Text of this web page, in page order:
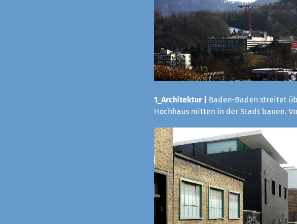
1_Architektur |
Baden-Baden streitet
Hochhaus mitten in der Stadt bauen.